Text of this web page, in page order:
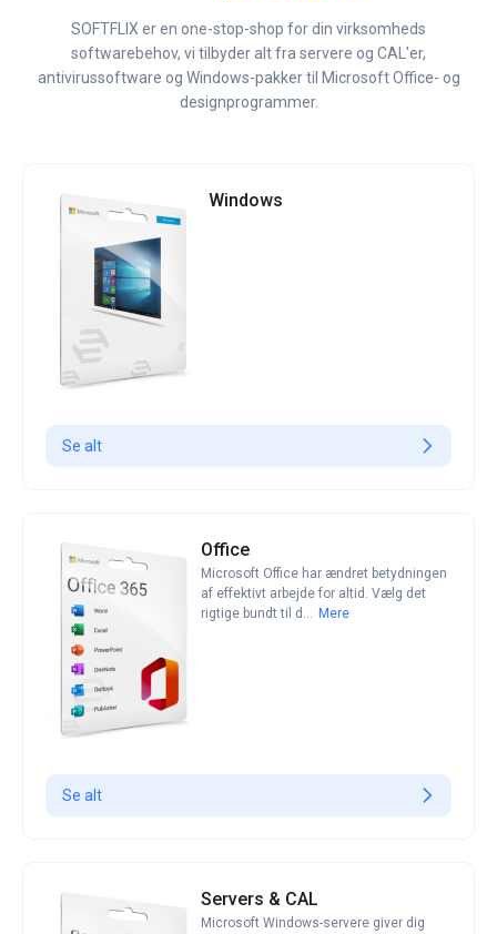
SOFTFLIX er en one-stop-shop for din virksomheds
softwarebehov, vi tilbyder alt fra servere og CAL'er,
antivirussoftware og Windows-pakker til Microsoft Office- og
designprogrammer.
Windows
Se alt
Office
Microsoft Office har ændret betydningen
af effektivt arbejde for altid. Vælg det
rigtige bundt til d ... Mere
Se alt
Servers & CAL
Microsoft Windows-servere giver dig